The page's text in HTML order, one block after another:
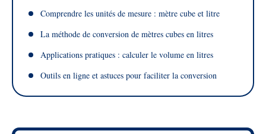
Comprendre les unités de mesure : mètre cube et litre
La méthode de conversion de mètres cubes en litres
Applications pratiques : calculer le volume en litres
Outils en ligne et astuces pour faciliter la conversion